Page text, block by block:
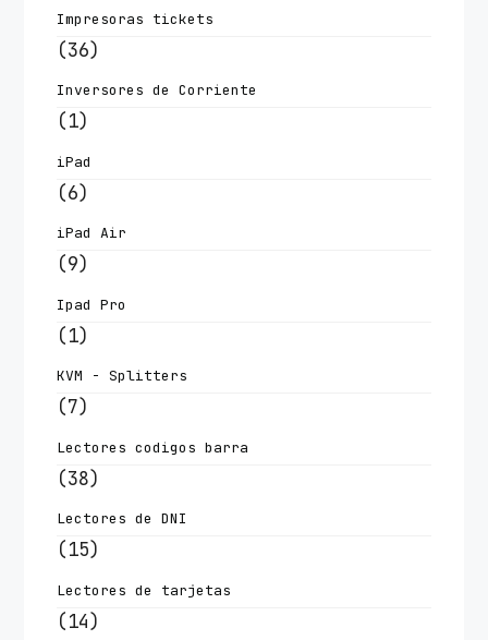
Impresoras tickets
(36)
Inversores de Corriente
(1)
iPad
(6)
iPad Air
(9)
Ipad Pro
(1)
KVM - Splitters
(7)
Lectores codigos barra
(38)
Lectores de DNI
(15)
Lectores de tarjetas
(14)